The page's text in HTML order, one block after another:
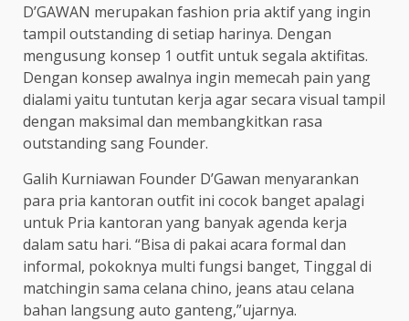
D’GAWAN merupakan fashion pria aktif yang ingin
tampil outstanding di setiap harinya. Dengan
mengusung konsep 1 outfit untuk segala aktifitas.
Dengan konsep awalnya ingin memecah pain yang
dialami yaitu tuntutan kerja agar secara visual tampil
dengan maksimal dan membangkitkan rasa
outstanding sang Founder.
Galih Kurniawan Founder D’Gawan menyarankan
para pria kantoran outfit ini cocok banget apalagi
untuk Pria kantoran yang banyak agenda kerja
dalam satu hari. “Bisa di pakai acara formal dan
informal, pokoknya multi fungsi banget, Tinggal di
matchingin sama celana chino, jeans atau celana
bahan langsung auto ganteng,”ujarnya.